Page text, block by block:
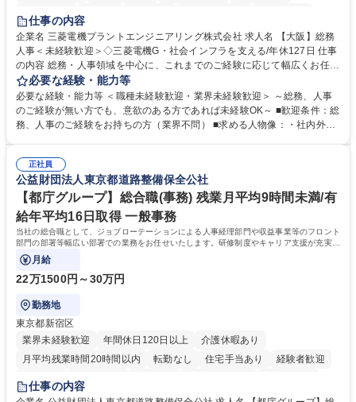
退職金あり
駅近5分以内
土日祝休み 服装自由 寮・社宅あり 食事補助あり
仕事の内容
企業名 三菱電機プラントエンジニアリング株式会社 求人名 【大阪】総務
人事＜未経験歓迎＞◇三菱電機G・社会インフラを支える/年休127日 仕事
の内容 総務・人事領域を中心に、これまでのご経験に応じて幅広くお任せ
します。 ＜具体的には＞ ・総務/人事労務（給与・社保・勤怠管理など）
・採用・教育研修 ・福利厚生運用 など ※基本的には事務所勤務ですが、
採用や教育等の業務内容により、関西圏以外への日帰り・宿泊を伴う国内
出張もございます。 ※担当業務を持ちつつ、お互いに助け合いながら、総
必要な経験・能力等
必要な経験・能力等 ＜職種未経験歓迎・業界未経験歓迎＞ ～総務、人事
のご経験が無い方でも、意欲のある方であれば未経験OK～ ■歓迎条件：総
務、人事のご経験をお持ちの方（業界不問） ■求める人物像：・社内外の
正社員
公益財団法人東京都道路整備保全公社
【都庁グループ】総合職(事務) 残業月平均9時間未満/有
給年平均16日取得 一般事務
当社の総合職として、ジョブローテーションによる人事経理部門や収益事業等のフロント
部門の部署等幅広い部署での業務をお任せいたします。研修制度やキャリア支援が充実し
ております！ ※下記業務詳細
月給
22万1500円～30万円
勤務地
東京都新宿区
業界未経験歓迎
年間休日120日以上
介護休暇あり
月平均残業時間20時間以内
転勤なし 住宅手当あり
経験者歓迎
研修あり
退職金あり
駅近5分以内
資格取得手当あり 食事補助あり
仕事の内容